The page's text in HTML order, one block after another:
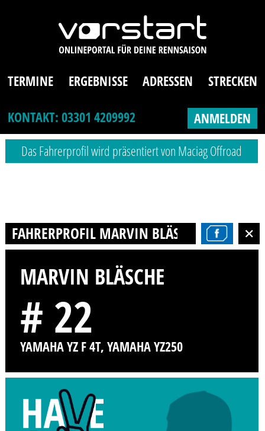
TERMINE ERGEBNISSE ADRESSEN
STRECKEN
KONTAKT: 03301 4209992
ANMELDEN
Das Fahrerprofil wird präsentiert von Maciag Offroad
FAHRERPROFIL MARVIN BLÄSCHE
MARVIN BLÄSCHE
# 22
YAMAHA YZ F 4T, YAMAHA YZ250